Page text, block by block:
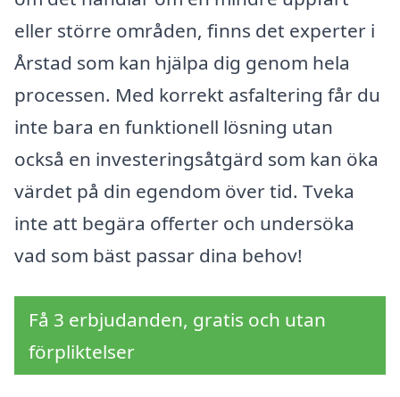
eller större områden, finns det experter i
Årstad som kan hjälpa dig genom hela
processen. Med korrekt asfaltering får du
inte bara en funktionell lösning utan
också en investeringsåtgärd som kan öka
värdet på din egendom över tid. Tveka
inte att begära offerter och undersöka
vad som bäst passar dina behov!
Få 3 erbjudanden, gratis och utan
förpliktelser